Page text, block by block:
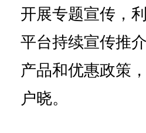
开展专题宣传，
平台持续宣传推
产品和优惠政策
户晓。